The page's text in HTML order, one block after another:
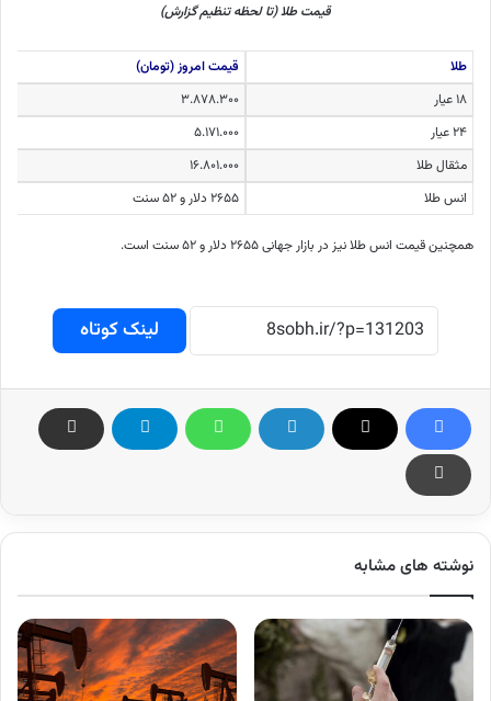
قیمت طلا (تا لحظه تنظیم گزارش)
طلا
قیمت امروز (تومان)
۱۸ عیار
۳.۸۷۸.۳۰۰
۲۴ عیار
۵.۱۷۱.۰۰۰
مثقال طلا
۱۶.۸۰۱.۰۰۰
انس طلا
۲۶۵۵ دلار و ۵۲ سنت
همچنین قیمت انس طلا نیز در بازار جهانی ۲۶۵۵ دلار و ۵۲ سنت است.
لینک کوتاه
نوشته های مشابه